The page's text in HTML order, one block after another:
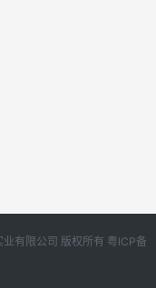
有限公司 版权所有 粤ICP备